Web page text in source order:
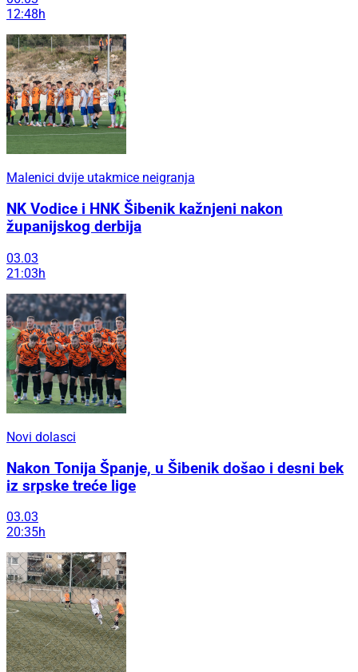
12:48h
Malenici dvije utakmice neigranja
NK Vodice i HNK Šibenik kažnjeni nakon
županijskog derbija
03.03
21:03h
Novi dolasci
Nakon Tonija Španje, u Šibenik došao i desni bek
iz srpske treće lige
03.03
20:35h